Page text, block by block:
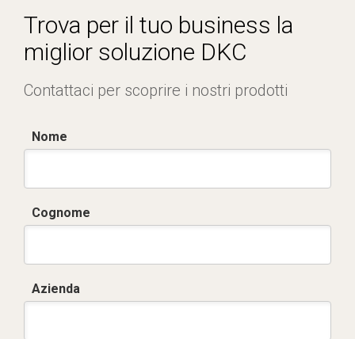
Trova per il tuo business la
miglior soluzione DKC
Contattaci per scoprire i nostri prodotti
Nome
Cognome
Azienda